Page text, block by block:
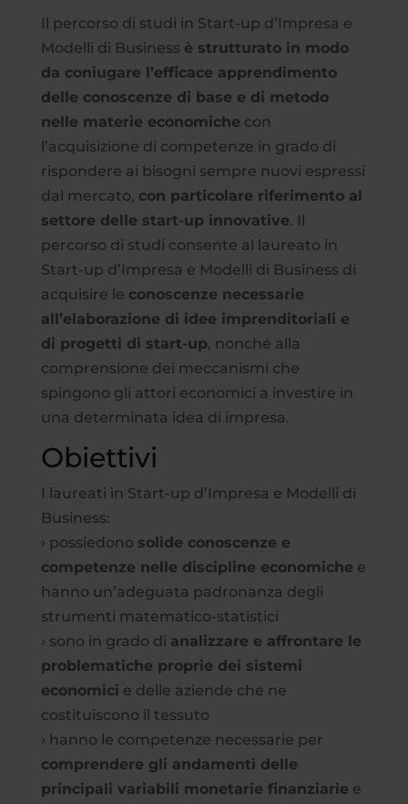
Il percorso di studi in Start-up d’Impresa e
Modelli di Business è strutturato in modo
da coniugare l’efficace apprendimento
delle conoscenze di base e di metodo
nelle materie economiche con
l’acquisizione di competenze in grado di
rispondere ai bisogni sempre nuovi espressi
dal mercato, con particolare riferimento al
settore delle start-up innovative. Il
percorso di studi consente al laureato in
Start-up d’Impresa e Modelli di Business di
acquisire le conoscenze necessarie
all’elaborazione di idee imprenditoriali e
di progetti di start-up, nonché alla
comprensione dei meccanismi che
spingono gli attori economici a investire in
una determinata idea di impresa.
Obiettivi
I laureati in Start-up d’Impresa e Modelli di
Business:
› possiedono solide conoscenze e
competenze nelle discipline economiche e
hanno un’adeguata padronanza degli
strumenti matematico-statistici
› sono in grado di analizzare e affrontare le
problematiche proprie dei sistemi
economici e delle aziende che ne
costituiscono il tessuto
› hanno le competenze necessarie per
comprendere gli andamenti delle
principali variabili monetarie finanziarie e